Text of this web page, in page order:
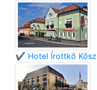
✔️ Hotel Írottkő